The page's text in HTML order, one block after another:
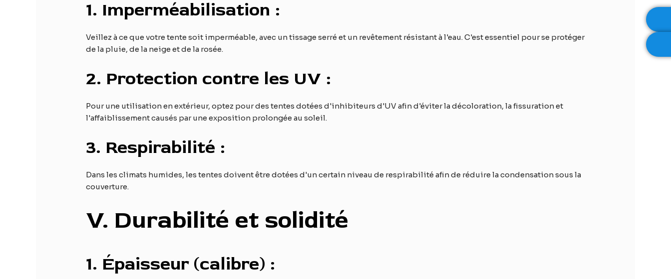
1. Imperméabilisation :
Veillez à ce que votre tente soit imperméable, avec un tissage serré et un revêtement résistant à l'eau. C'est essentiel pour se protéger
de la pluie, de la neige et de la rosée.
2. Protection contre les UV :
Pour une utilisation en extérieur, optez pour des tentes dotées d'inhibiteurs d'UV afin d'éviter la décoloration, la fissuration et
l'affaiblissement causés par une exposition prolongée au soleil.
3. Respirabilité :
Dans les climats humides, les tentes doivent être dotées d'un certain niveau de respirabilité afin de réduire la condensation sous la
couverture.
V. Durabilité et solidité
1. Épaisseur (calibre) :